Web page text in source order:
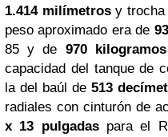
1.414 milímetrosy trocha
peso aproximado era de
85 y de 970 kilogramos
capacidad del tanque de
la del baúl de 513
radiales con cinturón de
x 13 pulgadaspara el